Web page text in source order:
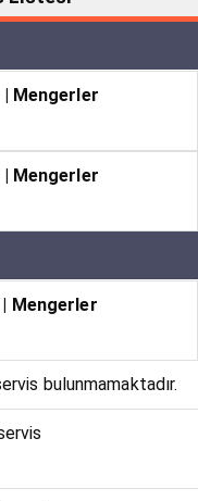
Mengerler
Mengerler
Mengerler
bulunmamaktadır.